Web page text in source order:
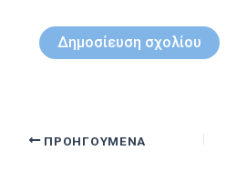
ΠΡΟΗΓΟΎΜΕΝΑ